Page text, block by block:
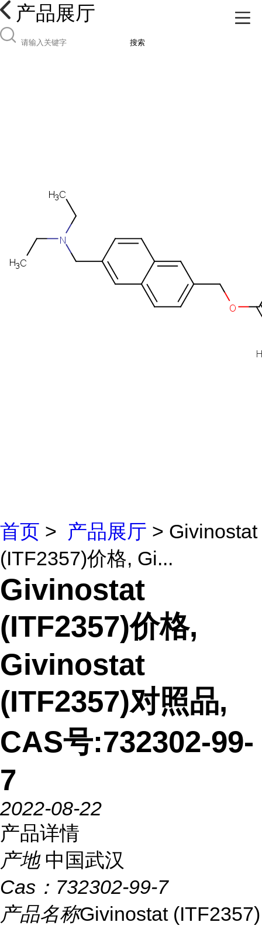
产品展厅
搜索
首页 > 产品展厅 > Givinostat
(ITF2357)价格, Gi...
Givinostat
(ITF2357)价格,
Givinostat
(ITF2357)对照品,
CAS号:732302-99-
7
2022-08-22
产品详情
产地 中国武汉
Cas： 732302-99-7
产品名称Givinostat (ITF2357)